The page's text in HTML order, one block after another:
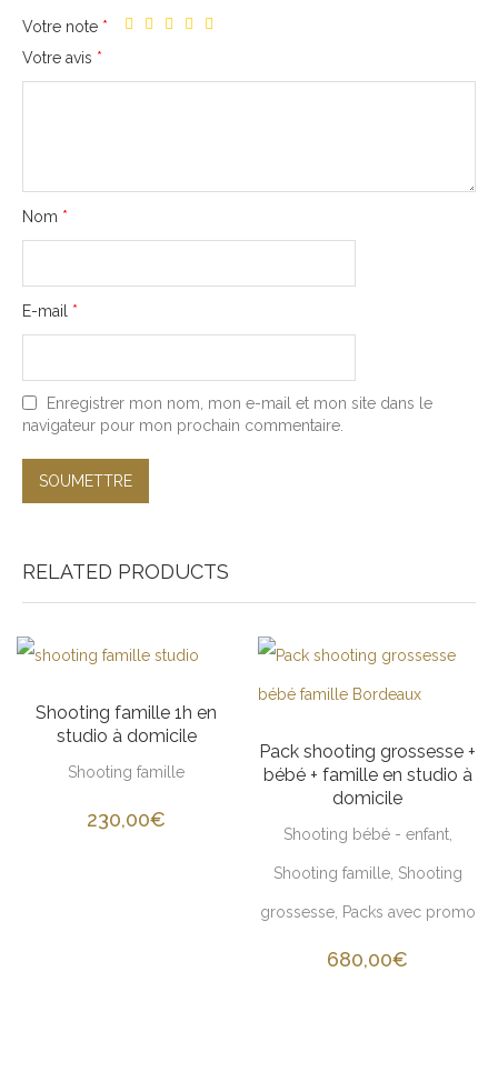
Votre note *
Votre avis *
Nom *
E-mail *
Enregistrer mon nom, mon e-mail et mon site dans le
navigateur pour mon prochain commentaire.
RELATED PRODUCTS
Shooting famille 1h en
studio à domicile
Shooting famille
230,00€
Pack shooting grossesse +
bébé + famille en studio à
domicile
Shooting bébé - enfant,
Shooting famille, Shooting
grossesse, Packs avec promo
680,00€